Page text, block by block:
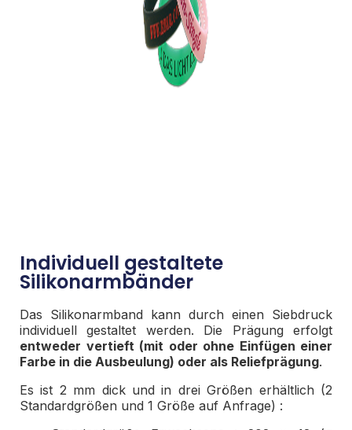
Individuell gestaltete
Silikonarmbänder
Das Silikonarmband kann durch einen Siebdruck
individuell gestaltet werden. Die Prägung erfolgt
entweder vertieft (mit oder ohne Einfügen einer
Farbe in die Ausbeulung) oder als Reliefprägung.
Es ist 2 mm dick und in drei Größen erhältlich (2
Standardgrößen und 1 Größe auf Anfrage) :